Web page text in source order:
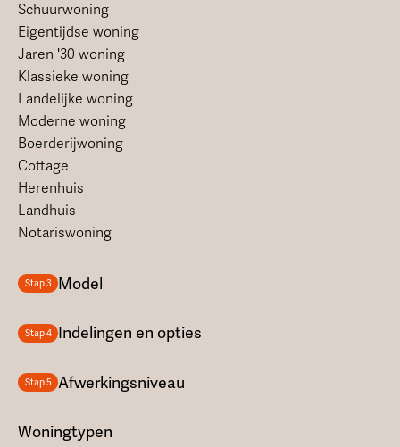
Schuurwoning
Eigentijdse woning
Jaren '30 woning
Klassieke woning
Landelijke woning
Moderne woning
Boerderijwoning
Cottage
Herenhuis
Landhuis
Notariswoning
Stap 3 Model
Stap 4 Indelingen en opties
Stap 5 Afwerkingsniveau
Woningtypen